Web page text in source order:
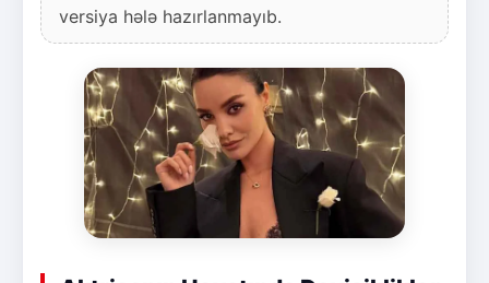
versiya hələ hazırlanmayıb.